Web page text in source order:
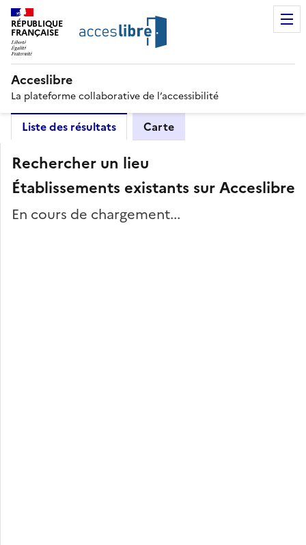
RÉPUBLIQUE
FRANÇAISE
Acceslibre
La plateforme collaborative de l’accessibilité
Liste des résultats Carte
Rechercher un lieu
Établissements existants sur Acceslibre
En cours de chargement...